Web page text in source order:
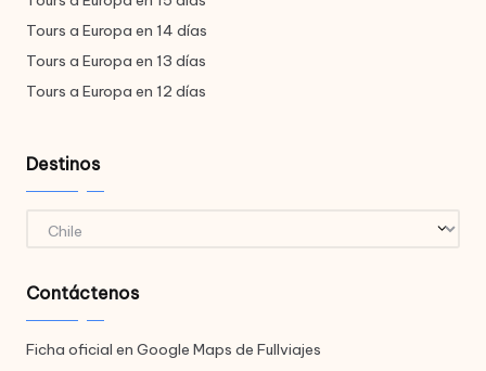
Tours a Europa en 14 días
Tours a Europa en 13 días
Tours a Europa en 12 días
Destinos
Contáctenos
Ficha oficial en Google Maps de Fullviajes